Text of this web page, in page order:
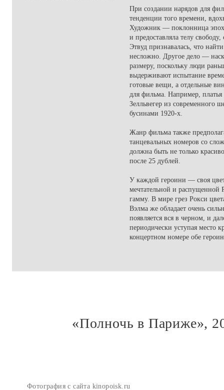
При создании нарядов для
тенденции того времени,
Художник — поклонница
и предоставляла телу
Этвуд признавалась, что
несложно. Другое дело —
размеру, поскольку люди
выдерживают испытание
готовые вещи, а отдельные
для фильма. Например,
Зелльвегер из
бусинами 1920-х.
Жанр фильма также
танцевальных номеров со
должна быть не только
после 25 дублей.
У каждой героини — своя
мечтательной и распущенной
гамму. В мире грез Рокси
Вэлма же обладает очень
появляется вся в черном, и
периодически уступая место
концертном номере обе
«Полночь в Париже»,
Фотография с сайта kinopoisk.ru